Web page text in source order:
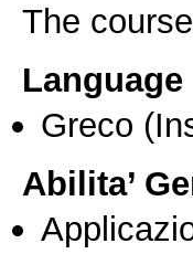
The
Greco
Abilita’